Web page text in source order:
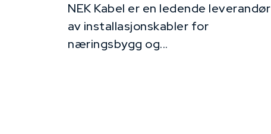
NEK Kabel er en ledende leverandør
av installasjonskabler for
næringsbygg og...